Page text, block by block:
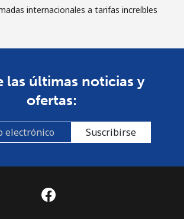
internacionales a tarifas increíbles
las últimas noticias y
ofertas:
Suscribirse